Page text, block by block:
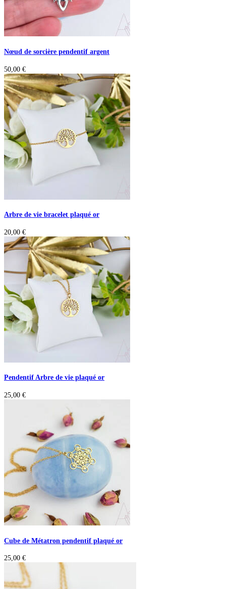
Nœud de sorcière pendentif argent
50,00 €
Arbre de vie bracelet plaqué or
20,00 €
Pendentif Arbre de vie plaqué or
25,00 €
Cube de Métatron pendentif plaqué or
25,00 €